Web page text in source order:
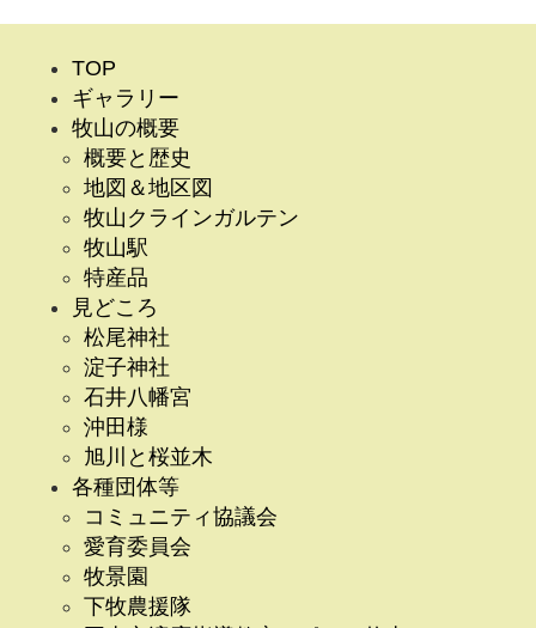
TOP
ギャラリー
牧山の概要
概要と歴史
地図＆地区図
牧山クラインガルテン
牧山駅
特産品
見どころ
松尾神社
淀子神社
石井八幡宮
沖田様
旭川と桜並木
各種団体等
コミュニティ協議会
愛育委員会
牧景園
下牧農援隊